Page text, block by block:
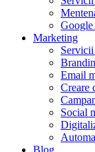
Google
Marketing
Email
Creare
Social
Blog